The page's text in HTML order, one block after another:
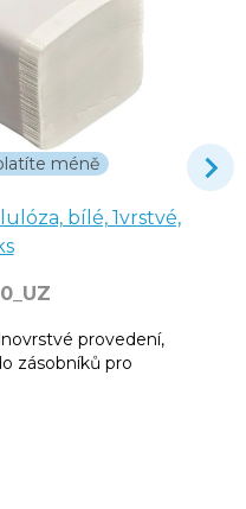
méně
bílé, 1vrstvé,
provedení,
zásobníků pro